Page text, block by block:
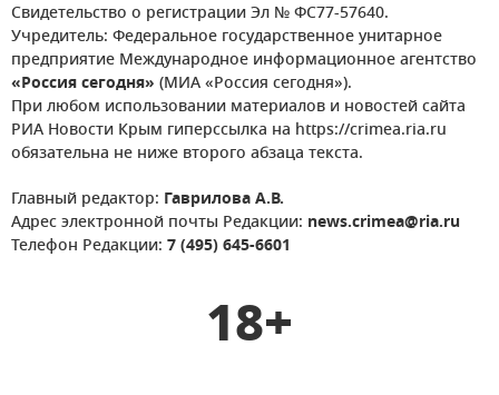
Свидетельство о регистрации Эл № ФС77-57640.
Учредитель: Федеральное государственное унитарное
предприятие Международное информационное агентство
«Россия сегодня» (МИА «Россия сегодня»).
При любом использовании материалов и новостей сайта
РИА Новости Крым гиперссылка на https://crimea.ria.ru
обязательна не ниже второго абзаца текста.
Главный редактор: Гаврилова А.В.
Адрес электронной почты Редакции: news.crimea@ria.ru
Телефон Редакции: 7 (495) 645-6601
18+